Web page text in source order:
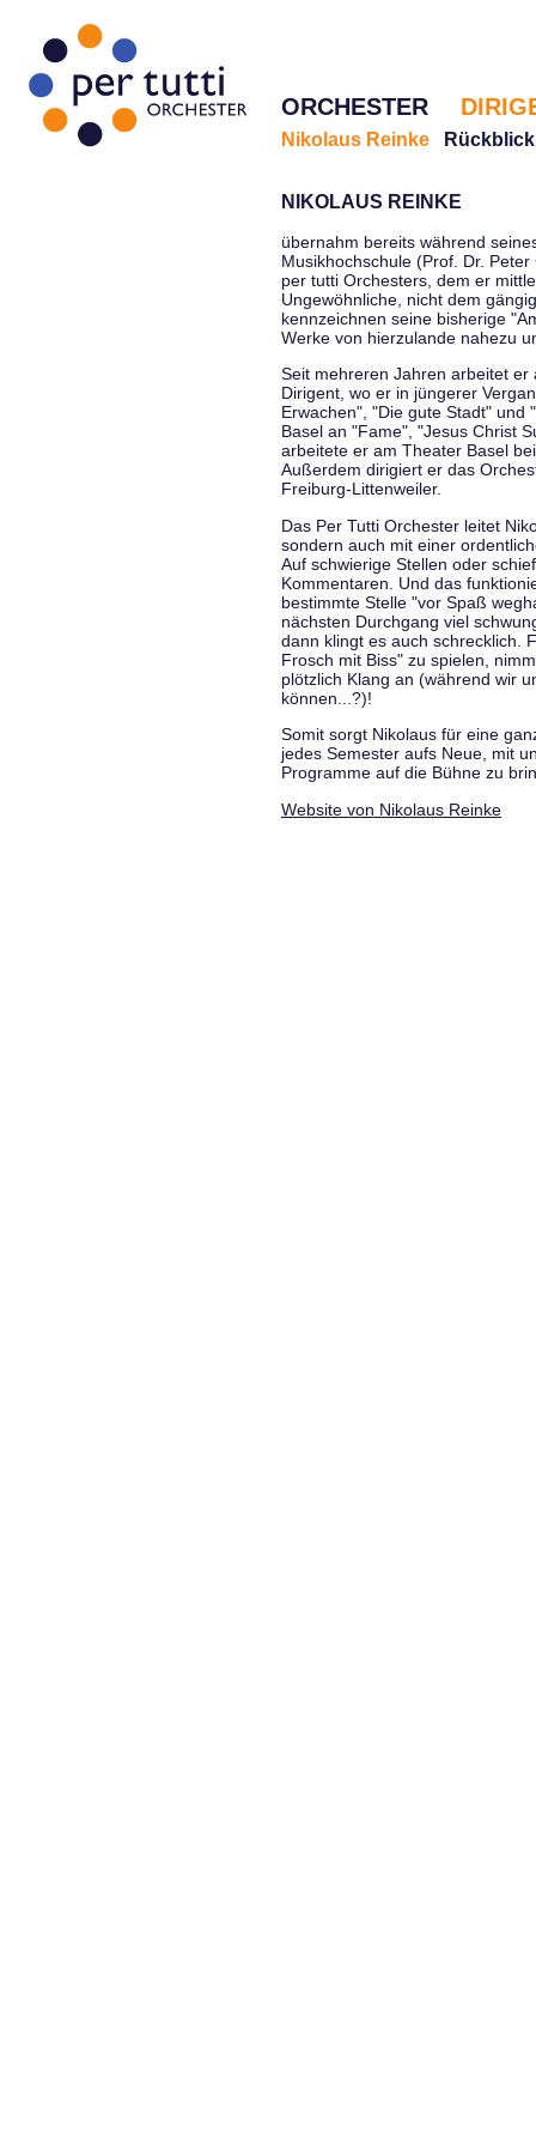
ORCHESTER
Nikolaus Reinke Rückblick
NIKOLAUS REINKE
übernahm bereits während
Musikhochschule (Prof. Dr.
per tutti Orchesters, dem er
Ungewöhnliche, nicht dem
kennzeichnen seine bisherige
Werke von hierzulande nahezu
Seit mehreren Jahren arbeitet
Dirigent, wo er in jüngerer
Erwachen", "Die gute Stadt" und
Basel an "Fame", "Jesus Christ
arbeitete er am Theater Basel
Außerdem dirigiert er das
Freiburg-Littenweiler.
Das Per Tutti Orchester leitet
sondern auch mit einer
Auf schwierige Stellen oder
Kommentaren. Und das
bestimmte Stelle "vor Spaß
nächsten Durchgang viel
dann klingt es auch schrecklich.
Frosch mit Biss" zu spielen,
plötzlich Klang an (während wir
können...?)!
Somit sorgt Nikolaus für eine
jedes Semester aufs Neue, mit
Programme auf die Bühne zu
Website von Nikolaus Reinke